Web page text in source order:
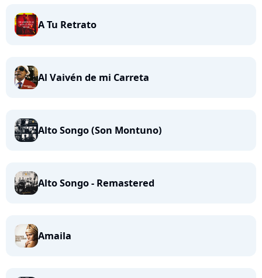
A Tu Retrato
Al Vaivén de mi Carreta
Alto Songo (Son Montuno)
Alto Songo - Remastered
Amaila